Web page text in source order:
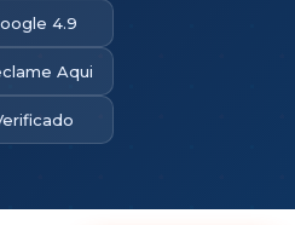
4.9
Aqui